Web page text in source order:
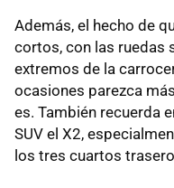
Además, el hecho de
cortos, con las ruedas
extremos de la
ocasiones parezca
es. También recuerda
SUV el X2,
los tres cuartos